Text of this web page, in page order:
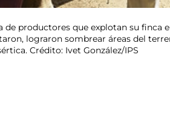
de productores que explotan su finca
lograron sombrear áreas del
Crédito: Ivet González/IPS